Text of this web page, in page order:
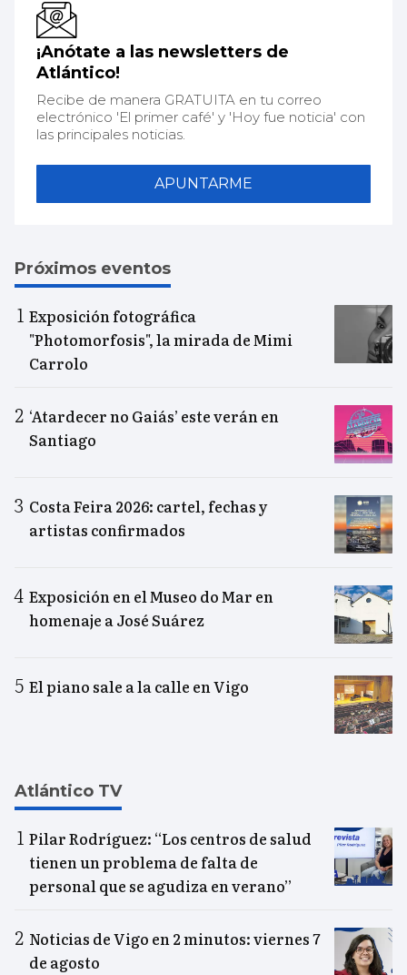
¡Anótate a las newsletters de
Atlántico!
Recibe de manera GRATUITA en tu correo
electrónico 'El primer café' y 'Hoy fue noticia' con
las principales noticias.
APUNTARME
Próximos eventos
Exposición fotográfica
"Photomorfosis", la mirada de Mimi
Carrolo
‘Atardecer no Gaiás’ este verán en
Santiago
Costa Feira 2026: cartel, fechas y
artistas confirmados
Exposición en el Museo do Mar en
homenaje a José Suárez
El piano sale a la calle en Vigo
Atlántico TV
Pilar Rodríguez: “Los centros de salud
tienen un problema de falta de
personal que se agudiza en verano”
Noticias de Vigo en 2 minutos: viernes 7
de agosto